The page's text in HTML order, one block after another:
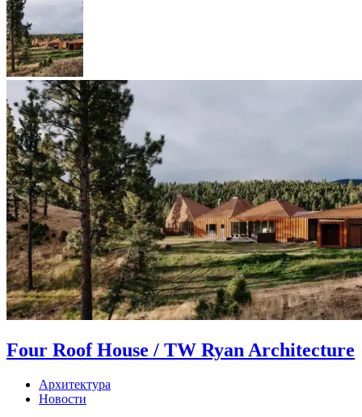
Four Roof House / TW Ryan Architecture
Архитектура
Новости